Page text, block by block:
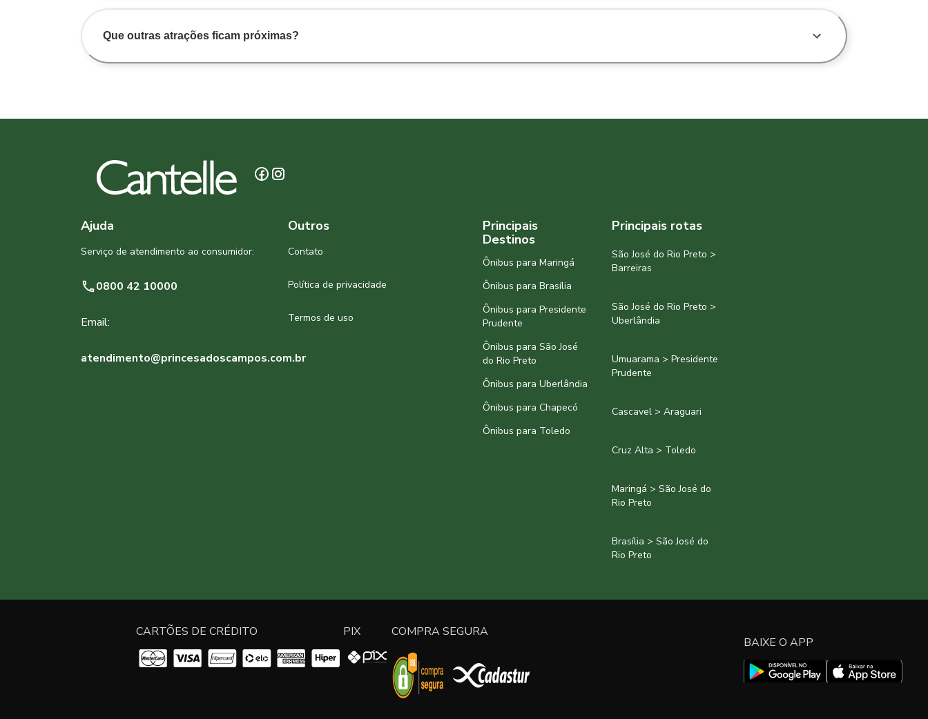
Que outras atrações ficam próximas?
Ajuda
Serviço de atendimento ao consumidor:
0800 42 10000
Email:
atendimento@princesadoscampos.com.br
Outros
Contato
Política de privacidade
Termos de uso
Principais
Destinos
Ônibus para Maringá
Ônibus para Brasília
Ônibus para Presidente
Prudente
Ônibus para São José
do Rio Preto
Ônibus para Uberlândia
Ônibus para Chapecó
Ônibus para Toledo
Principais rotas
São José do Rio Preto >
Barreiras
São José do Rio Preto >
Uberlândia
Umuarama > Presidente
Prudente
Cascavel > Araguari
Cruz Alta > Toledo
Maringá > São José do
Rio Preto
Brasília > São José do
Rio Preto
CARTÕES DE CRÉDITO PIX COMPRA SEGURA
BAIXE O APP